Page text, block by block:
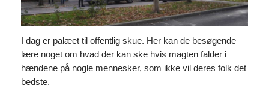
I dag er palæet til offentlig skue. Her kan de besøgende
lære noget om hvad der kan ske hvis magten falder i
hændene på nogle mennesker, som ikke vil deres folk det
bedste.